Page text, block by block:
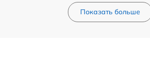
Показать больше